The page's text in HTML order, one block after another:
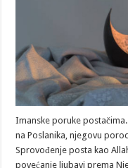
Imanske poruke
na Poslanika, njegovu
Sprovođenje posta kao
povećanje ljubavi prema